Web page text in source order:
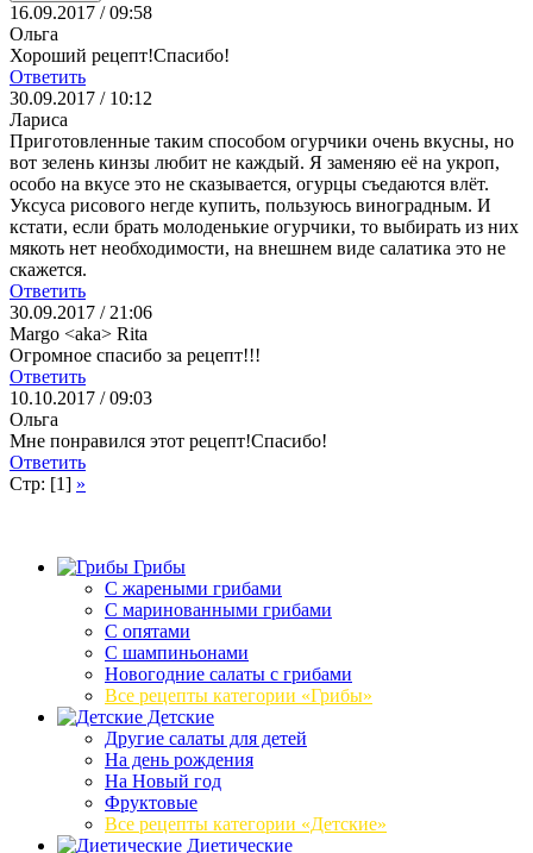
16.09.2017 / 09:58
Ольга
Хороший рецепт!Спасибо!
Ответить
30.09.2017 / 10:12
Лариса
Приготовленные таким способом огурчики очень вкусны, но
вот зелень кинзы любит не каждый. Я заменяю её на укроп,
особо на вкусе это не сказывается, огурцы съедаются влёт.
Уксуса рисового негде купить, пользуюсь виноградным. И
кстати, если брать молоденькие огурчики, то выбирать из них
мякоть нет необходимости, на внешнем виде салатика это не
скажется.
Ответить
30.09.2017 / 21:06
Margo <aka> Rita
Огромное спасибо за рецепт!!!
Ответить
10.10.2017 / 09:03
Ольга
Мне понравился этот рецепт!Спасибо!
Ответить
Стр: [1] »
Грибы
C жареными грибами
C маринованными грибами
C опятами
C шампиньонами
Новогодние салаты с грибами
Все рецепты категории «Грибы»
Детские
Другие салаты для детей
На день рождения
На Новый год
Фруктовые
Все рецепты категории «Детские»
Диетические